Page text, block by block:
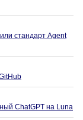
стандарт Agent
ChatGPT на Luna